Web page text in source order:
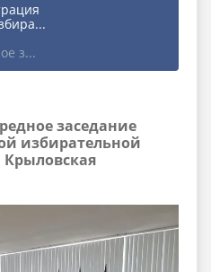
з...
заседание
избирательной